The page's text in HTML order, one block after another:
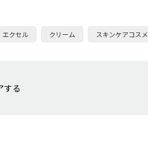
エクセル クリーム スキンケアコスメ
する